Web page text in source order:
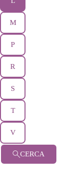
M
P
R
S
T
V
CERCA